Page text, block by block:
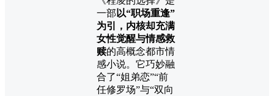
一部 以“职场重逢”
为引，内核却充满
女性觉醒与情感救
赎的高概念都市情
感小说。它巧妙融
合了“姐弟恋”“前
任修罗场”与“双向